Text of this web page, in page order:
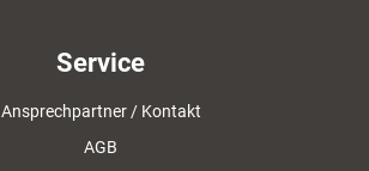
Service
Ansprechpartner / Kontakt
AGB